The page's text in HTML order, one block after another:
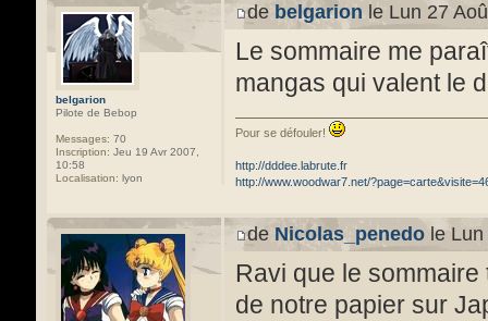
belgarion
Pilote de Bebop
Messages: 70
Inscription: Jeu 19 Avr 2007,
10:58
Localisation: lyon
de belgarion le Lun 27
Le sommaire me
mangas qui valent le
Pour se défouler!
http://dddee.labrute.fr
http://www.woodwar7.net/
de Nicolas_penedo le
Ravi que le
de notre papier sur